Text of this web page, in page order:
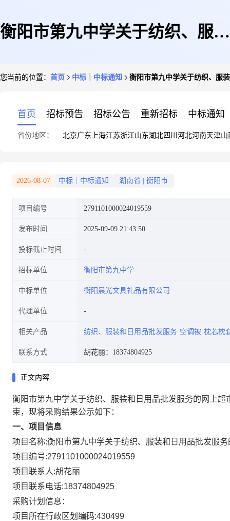
衡阳市第九中学关于纺织、服装
您当前的位置： 首页 中标｜中标通知 衡阳市第九中学关于纺织、服
首页 招标预告 招标公告 重新招标 中标通知
省份地区： 北京广东 上海江苏浙江山东湖北四川 河北河南天津山
2026-08-07 中标｜中标通知 湖南省 衡阳市
项目编号 2791101000024019559
发布时间 2025-09-09 21:43:50
投标截止时间
招标单位 衡阳市第九中学
中标单位 衡阳晨光文具礼品有限公司
代理单位
相关产品 纺织、服装和日用品批发服务 空调被 枕芯枕
联系方式 胡花丽：18374804925
正文内容
衡阳市第九中学关于纺织、服装和日用品批发服务的网上超
束，现将采购结果公示如下：
一、项目信息
项目名称:衡阳市第九中学关于纺织、服装和日用品批发服
项目编号:2791101000024019559
项目联系人:胡花丽
项目联系电话:18374804925
采购计划信息：
项目所在行政区划编码:430499